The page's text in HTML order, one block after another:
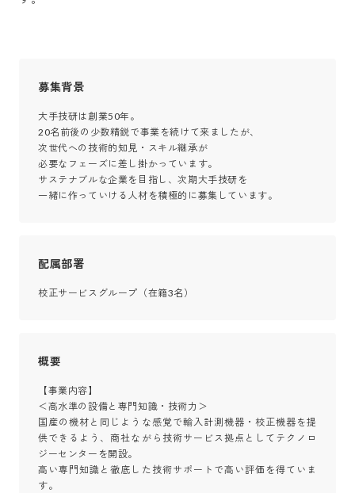
募集背景
大手技研は創業50年。
20名前後の少数精鋭で事業を続けて来ましたが、
次世代への技術的知見・スキル継承が
必要なフェーズに差し掛かっています。
サステナブルな企業を目指し、次期大手技研を
一緒に作っていける人材を積極的に募集しています。
配属部署
校正サービスグループ（在籍3名）
概要
【事業内容】
＜高水準の設備と専門知識・技術力＞
国産の機材と同じような感覚で輸入計測機器・校正機器を提
供できるよう、商社ながら技術サービス拠点としてテクノロ
ジーセンターを開設。
高い専門知識と徹底した技術サポートで高い評価を得ていま
す。